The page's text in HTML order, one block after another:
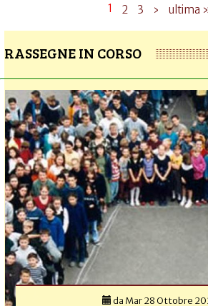
1 2 3 › ultima
RASSEGNE IN CORSO
da Mar 28 Ottobre